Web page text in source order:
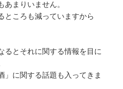
まりいません。
ところも減っていますから
るとそれに関する情報を目に
」に関する話題も入ってきま